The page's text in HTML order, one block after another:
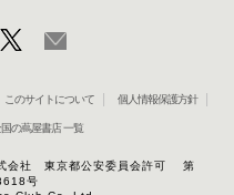
このサイトについて 個人情報保護方針
の蔦屋書店 一覧
式会社 東京都公安委員会許可 第
号